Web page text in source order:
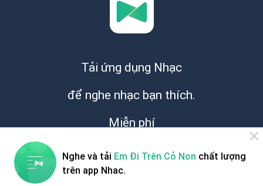
Tải ứng dụng Nhạc
để nghe nhạc bạn thích.
Miễn phí
Nghe và tải Em Đi Trên Cỏ Non chất lượng
trên app Nhac.